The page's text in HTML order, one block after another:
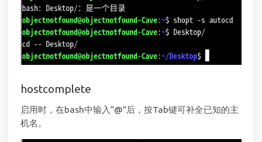
hostcomplete
启用时，在bash中输入“@”后，按Tab键可补全已知的主
机名。